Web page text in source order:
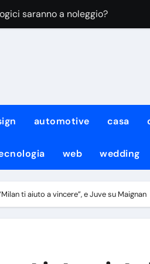
del Napoli firma fino al 2027
Napoli in vantaggio contro
Marin: il motivo
La Coruña: comunicato e formula
di fare video con spezzoni di
automotive casa
web wedding
ti aiuto a vincere”, e Juve su Maignan